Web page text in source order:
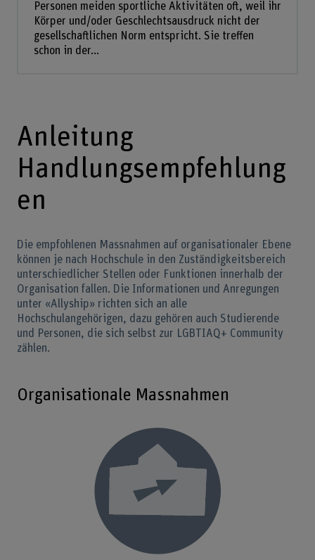
Personen meiden sportliche Aktivitäten oft, weil ihr
Körper und/oder Geschlechtsausdruck nicht der
gesellschaftlichen Norm entspricht. Sie treffen
schon in der...
Anleitung
Handlungsempfehlung
en
Die empfohlenen Massnahmen auf organisationaler Ebene
können je nach Hochschule in den Zuständigkeitsbereich
unterschiedlicher Stellen oder Funktionen innerhalb der
Organisation fallen. Die Informationen und Anregungen
unter «Allyship» richten sich an alle
Hochschulangehörigen, dazu gehören auch Studierende
und Personen, die sich selbst zur LGBTIAQ+ Community
zählen.
Organisationale Massnahmen